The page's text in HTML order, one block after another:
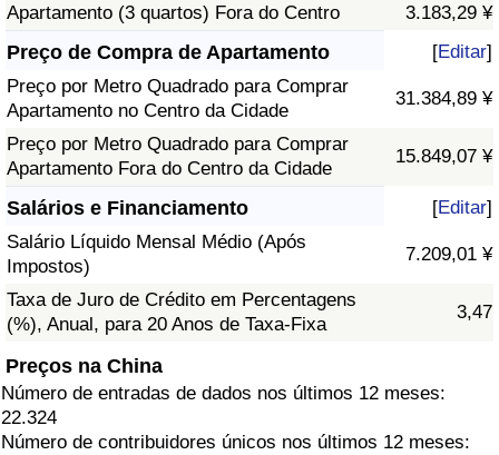
Apartamento (3 quartos) Fora do Centro 3.183,29 ¥
Preço de Compra de Apartamento [Editar]
Preço por Metro Quadrado para Comprar
Apartamento no Centro da Cidade
31.384,89 ¥
Preço por Metro Quadrado para Comprar
Apartamento Fora do Centro da Cidade
15.849,07 ¥
Salários e Financiamento [Editar]
Salário Líquido Mensal Médio (Após
Impostos)
7.209,01 ¥
Taxa de Juro de Crédito em Percentagens
(%), Anual, para 20 Anos de Taxa-Fixa
3,47
Preços na China
Número de entradas de dados nos últimos 12 meses:
22.324
Número de contribuidores únicos nos últimos 12 meses: